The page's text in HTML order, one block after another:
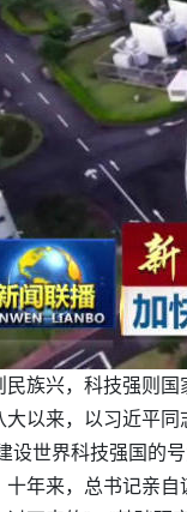
族兴，科技强则国
大以来，以习近平
设世界科技强国的
十年来，总书记亲